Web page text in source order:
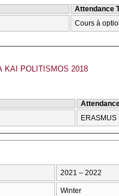
Attendance
Cours à
KAI POLITISMOS 2018
ERASMUS
2021 – 2022
Winter